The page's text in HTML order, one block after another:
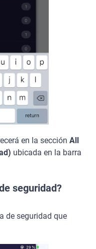
en la sección All
ubicada en la barra
seguridad?
de seguridad que